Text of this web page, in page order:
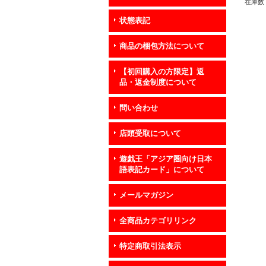
状態表記
商品の梱包方法について
【初回購入の方限定】返
品・返金制度について
問い合わせ
店頭受取について
遊戯王「アジア圏向け日本
語表記カード」について
メールマガジン
全商品カテゴリリンク
特定商取引法表示
在庫数